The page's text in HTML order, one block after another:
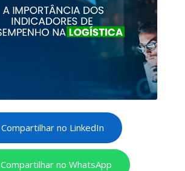
Compartilhar no LinkedIn
Compartilhar no WhatsApp